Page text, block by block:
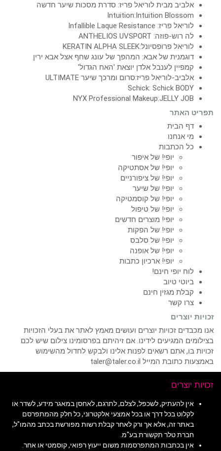
אלביב מבית לוריאל פריז: סדרת מסכות שיער חדשה
Intuition:Intuition Blossom
לוריאל פריז: Infallible Laque Resistance
לה רוש-פוזה: ANTHELIOS UVSPORT
לוריאל פרופסיונל:KERATIN ALPHA SLEEK
דוגמנית של אבא: המהפך של עונג שחף אצל אבא ירין
קמפיין לענבל אלדן יוצאת 'האח הגדול'
אלביב-לוריאל פריז:סרום ומרכך שיער ULTIMATE
Schick: Schick BODY
NYX Professional Makeup:JELLY JOB
תפריט האתר
דף הבית
מי אנחנו
כל הכתבות
יופי! של איפור
יופי! של אסתטיקה
יופי! של ציפורניים
יופי! של שיער
יופי! של קוסמטיקה
יופי! של טיפול
יופי! מוצרים חדשים
יופי! של הפקות
יופי! של סלבס
יופי! של אופנה
יופי! ארכיון כתבות
לוח יופי חינם!
ביוטי טיוב
קבלת מגזין חינם
צרו קשר
זכויות יוצרים
אנו מכבדים זכויות יוצרים ועושים מאמץ לאתר את בעלי הזכויות
בצילומים המגיעים לידינו. אם זיהיתם בפרסומינו צילום שיש לכם
זכויות בו, אתם רשאים לפנות אלינו ולבקש לחדול מהשימוש
באמצעות כתובת המייל taler@taler.co.il
זכויות יוצרים
אין להעתיק, לשכפל, לצלם, לתרגם, לאחסן במאגר מידע, לשדר או
לקלוט בכל דרך או בכל אמצעי אלקטרוני, כל חלק מהמתפרסם
באתר זה, אלא אך ורק לאחר קבלת רשות מפורשת בכתב מהמו"ל,
חברת טלר תקשורת בע"מ.
אין בכתבות המתפרסמות משום ייעוץ רפואי, קוסמטי או אחר.